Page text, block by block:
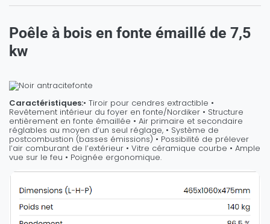
Poêle à bois en fonte émaillé de 7,5
kw
fonte
Caractéristiques​:• Tiroir pour cendres extractible •
Revêtement intérieur du foyer en fonte/Nordiker • Structure
entièrement en fonte émaillée • Air primaire et secondaire
réglables au moyen d’un seul réglage, • Système de
postcombustion (basses émissions) • Possibilité de prélever
l’air comburant de l’extérieur • Vitre céramique courbe • Ample
vue sur le feu • Poignée ergonomique.